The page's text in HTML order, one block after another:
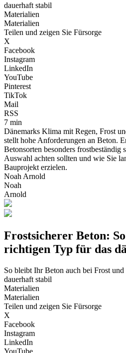
dauerhaft stabil
Materialien
Materialien
Teilen und zeigen Sie Fürsorge
X
Facebook
Instagram
LinkedIn
YouTube
Pinterest
TikTok
Mail
RSS
7 min
Dänemarks Klima mit Regen, Frost
stellt hohe Anforderungen an Beton.
Betonsorten besonders frostbeständig
Auswahl achten sollten und wie Sie
Bauprojekt erzielen.
Noah Arnold
Noah
Arnold
Frostsicherer Beton:
richtigen Typ für das
So bleibt Ihr Beton auch bei Frost
dauerhaft stabil
Materialien
Materialien
Teilen und zeigen Sie Fürsorge
X
Facebook
Instagram
LinkedIn
YouTube